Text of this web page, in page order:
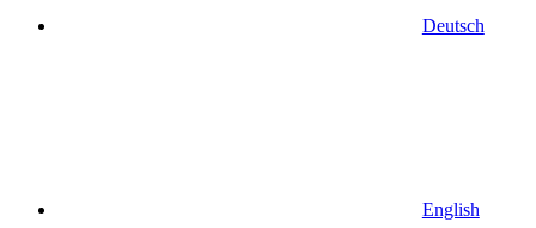
Deutsch
English